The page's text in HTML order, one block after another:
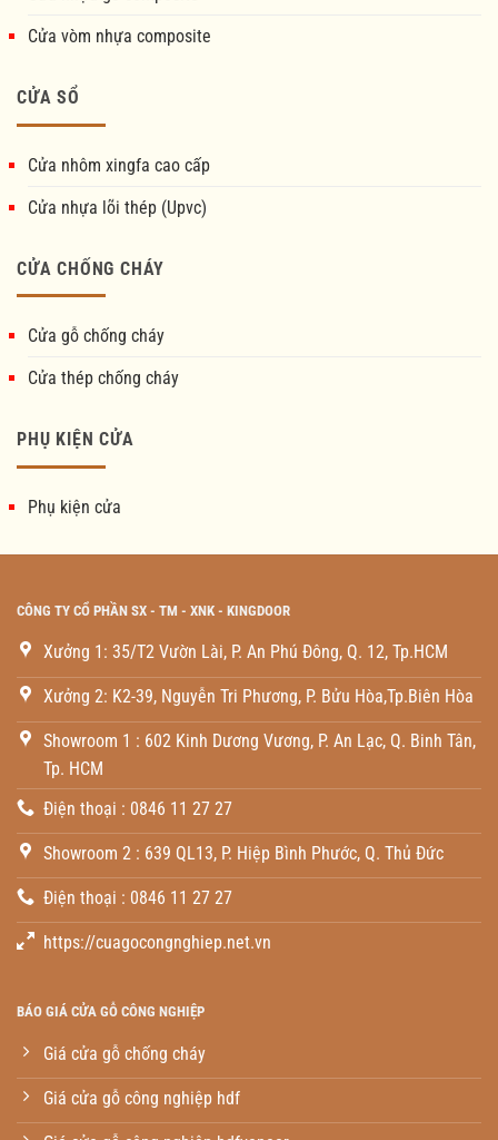
Cửa vòm nhựa composite
CỬA SỔ
Cửa nhôm xingfa cao cấp
Cửa nhựa lõi thép (Upvc)
CỬA CHỐNG CHÁY
Cửa gỗ chống cháy
Cửa thép chống cháy
PHỤ KIỆN CỬA
Phụ kiện cửa
CÔNG TY CỔ PHẦN SX - TM - XNK - KINGDOOR
Xưởng 1: 35/T2 Vườn Lài, P. An Phú Đông, Q. 12, Tp.HCM
Xưởng 2: K2-39, Nguyễn Tri Phương, P. Bửu Hòa,Tp.Biên Hòa
Showroom 1 : 602 Kinh Dương Vương, P. An Lạc, Q. Binh Tân,
Tp. HCM
Điện thoại : 0846 11 27 27
Showroom 2 : 639 QL13, P. Hiệp Bình Phước, Q. Thủ Đức
Điện thoại : 0846 11 27 27
https://cuagocongnghiep.net.vn
BÁO GIÁ CỬA GỖ CÔNG NGHIỆP
Giá cửa gỗ chống cháy
Giá cửa gỗ công nghiệp hdf